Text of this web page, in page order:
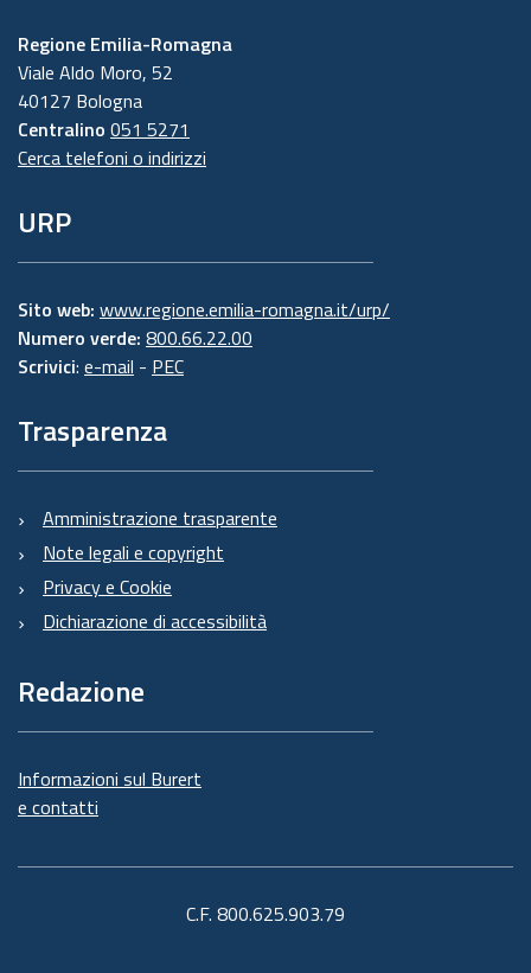
Regione Emilia-Romagna
Viale Aldo Moro, 52
40127 Bologna
Centralino 051 5271
Cerca telefoni o indirizzi
URP
Sito web: www.regione.emilia-romagna.it/urp/
Numero verde: 800.66.22.00
Scrivici: e-mail - PEC
Trasparenza
Amministrazione trasparente
Note legali e copyright
Privacy e Cookie
Dichiarazione di accessibilità
Redazione
Informazioni sul Burert
e contatti
C.F. 800.625.903.79